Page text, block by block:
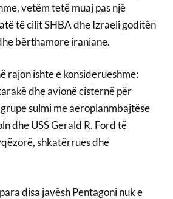
vetëm tetë muaj pas një
të cilit SHBA dhe Izraeli goditën
bërthamore iraniane.
rajon ishte e konsiderueshme:
dhe avionë cisternë për
sulmi me aeroplanmbajtëse
dhe USS Gerald R. Ford të
shkatërrues dhe
disa javësh Pentagoni nuk e